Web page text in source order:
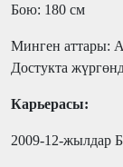
Бою: 180 см
Минген аттары:
Достукта
Карьерасы:
2009-12-жылдар